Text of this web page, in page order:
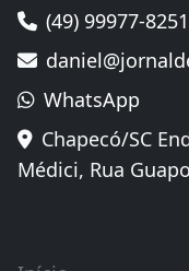
(49) 99977-8251
WhatsApp
Chapecó/SC
Médici, Rua